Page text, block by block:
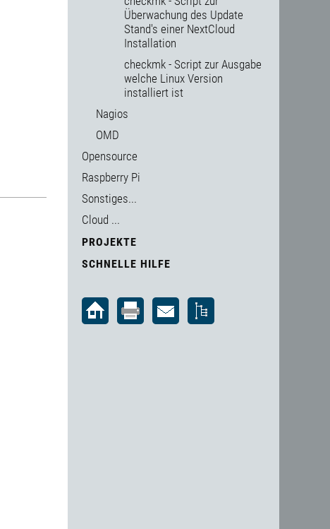
Überwachung des Update
Stand's einer NextCloud
Installation
checkmk - Script zur Ausgabe
welche Linux Version
installiert ist
Nagios
OMD
Opensource
Raspberry Pi
Sonstiges...
Cloud ...
PROJEKTE
SCHNELLE HILFE